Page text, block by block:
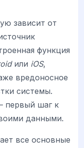
зависит от
функция
или iOS,
вредоносное
системы.
первый шаг к
данными.
все основные